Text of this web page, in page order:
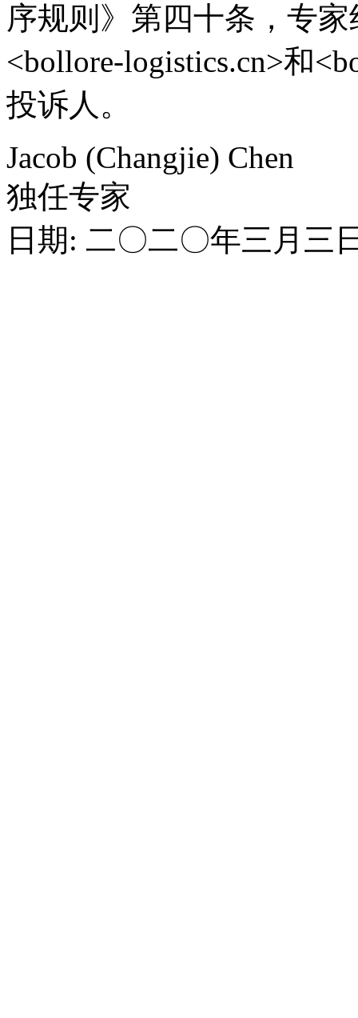
序规则》第四十条，专
<bollore‑logistics.cn>和
投诉人。
Jacob (Changjie) Chen
独任专家
日期: 二〇二〇年三月三